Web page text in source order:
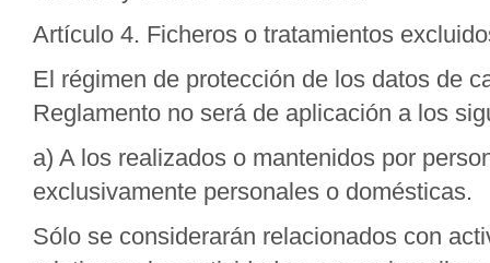
Artículo 4. Ficheros o tratamientos
El régimen de protección de los datos de
Reglamento no será de aplicación a los
a) A los realizados o mantenidos por
exclusivamente personales o domésticas.
Sólo se considerarán relacionados con